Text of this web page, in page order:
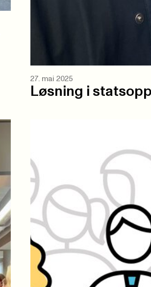
27. mai 2025
Løsning i